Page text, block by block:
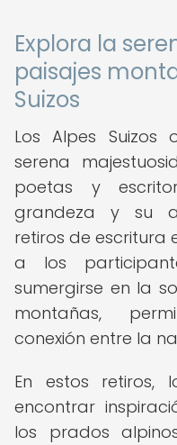
Explora la
paisajes
Suizos
Los Alpes Suizos
serena
poetas y
grandeza y su
retiros de escritura
a los
sumergirse en la
montañas,
conexión entre la
En estos retiros,
encontrar
los prados